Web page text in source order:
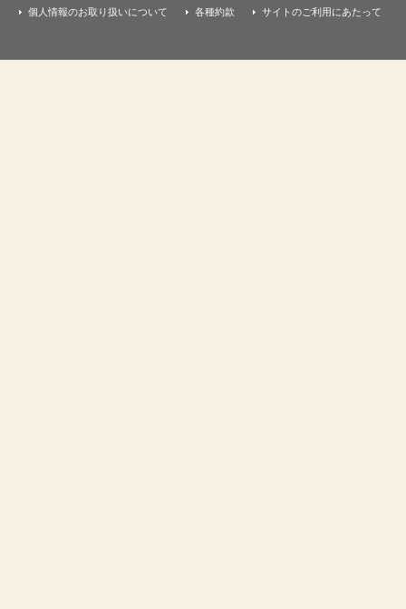
個人情報のお取り扱いについて 各種約款 サイトのご利用にあたって